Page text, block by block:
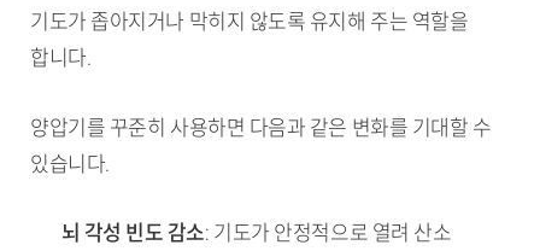
기도가 좁아지거나 막히지 않도록 유지해 주는 역할을
합니다.
양압기를 꾸준히 사용하면 다음과 같은 변화를 기대할 수
있습니다.
뇌 각성 빈도 감소: 기도가 안정적으로 열려 산소